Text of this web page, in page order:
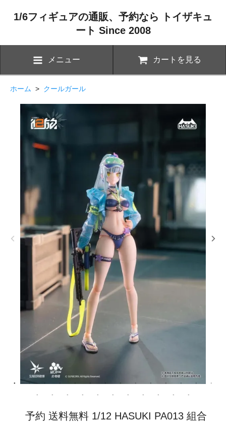
1/6フィギュアの通販、予約なら トイザキュ
ート Since 2008
メニュー カートを見る
ホーム > クールガール
予約 送料無料 1/12 HASUKI PA013 組合